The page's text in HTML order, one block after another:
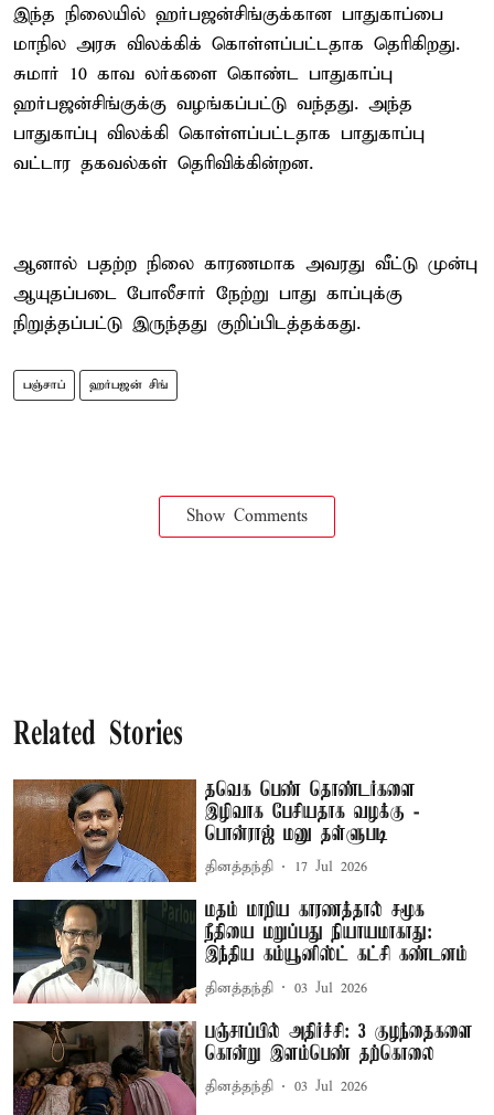
இந்த நிலையில் ஹர்பஜன்சிங்குக்கான பாதுகாப்பை
மாநில அரசு விலக்கிக் கொள்ளப்பட்டதாக தெரிகிறது.
சுமார் 10 காவ லர்களை கொண்ட பாதுகாப்பு
ஹர்பஜன்சிங்குக்கு வழங்கப்பட்டு வந்தது. அந்த
பாதுகாப்பு விலக்கி கொள்ளப்பட்டதாக பாதுகாப்பு
வட்டார தகவல்கள் தெரிவிக்கின்றன.
ஆனால் பதற்ற நிலை காரணமாக அவரது வீட்டு முன்பு
ஆயுதப்படை போலீசார் நேற்று பாது காப்புக்கு
நிறுத்தப்பட்டு இருந்தது குறிப்பிடத்தக்கது.
பஞ்சாப் ஹர்பஜன் சிங்
Show Comments
Related Stories
தவெக பெண் தொண்டர்களை
இழிவாக பேசியதாக வழக்கு -
பொன்ராஜ் மனு தள்ளுபடி
தினத்தந்தி 17 Jul 2026
மதம் மாறிய காரணத்தால் சமூக
நீதியை மறுப்பது நியாயமாகாது:
இந்திய கம்யூனிஸ்ட் கட்சி கண்டனம்
தினத்தந்தி 03 Jul 2026
பஞ்சாப்பில் அதிர்ச்சி: 3 குழந்தைகளை
கொன்று இளம்பெண் தற்கொலை
தினத்தந்தி 03 Jul 2026